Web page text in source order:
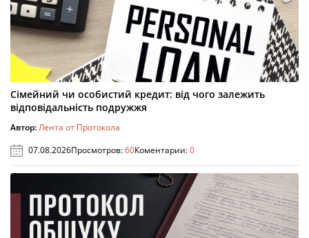
Сімейний чи особистий кредит: від чого залежить
відповідальність подружжя
Автор:Лента от Протокола
07.08.2026Просмотров:60Коментарии:0